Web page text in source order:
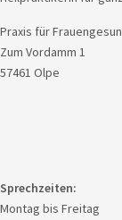
Praxis für
Zum Vordamm 1
57461 Olpe
Sprechzeiten:
Montag bis Freitag